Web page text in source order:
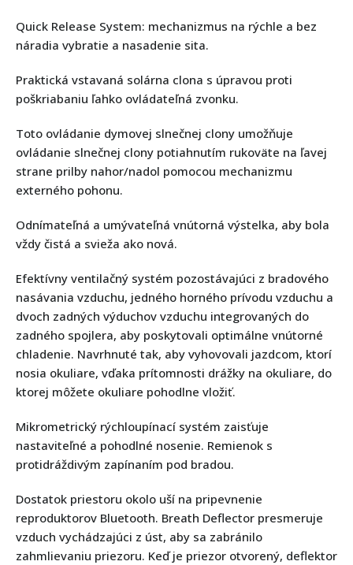
Quick Release System: mechanizmus na rýchle a bez
náradia vybratie a nasadenie sita.
Praktická vstavaná solárna clona s úpravou proti
poškriabaniu ľahko ovládateľná zvonku.
Toto ovládanie dymovej slnečnej clony umožňuje
ovládanie slnečnej clony potiahnutím rukoväte na ľavej
strane prilby nahor/nadol pomocou mechanizmu
externého pohonu.
Odnímateľná a umývateľná vnútorná výstelka, aby bola
vždy čistá a svieža ako nová.
Efektívny ventilačný systém pozostávajúci z bradového
nasávania vzduchu, jedného horného prívodu vzduchu a
dvoch zadných výduchov vzduchu integrovaných do
zadného spojlera, aby poskytovali optimálne vnútorné
chladenie. Navrhnuté tak, aby vyhovovali jazdcom, ktorí
nosia okuliare, vďaka prítomnosti drážky na okuliare, do
ktorej môžete okuliare pohodlne vložiť.
Mikrometrický rýchloupínací systém zaisťuje
nastaviteľné a pohodlné nosenie. Remienok s
protidráždivým zapínaním pod bradou.
Dostatok priestoru okolo uší na pripevnenie
reproduktorov Bluetooth. Breath Deflector presmeruje
vzduch vychádzajúci z úst, aby sa zabránilo
zahmlievaniu priezoru. Keď je priezor otvorený, deflektor